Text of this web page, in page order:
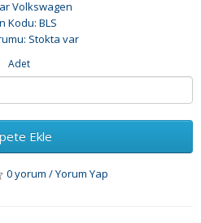
Volkswagen
Kodu: BLS
Stokta var
Adet
Ekle
0 yorum /Yorum Yap